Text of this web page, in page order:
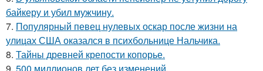
байкеру и убил мужчину.
7. Популярный певец нулевых оскар после жизни на
улицах США оказался в психбольнице Нальчика.
8. Тайны древней крепости копорье.
9. 500 миллионов лет без изменений.